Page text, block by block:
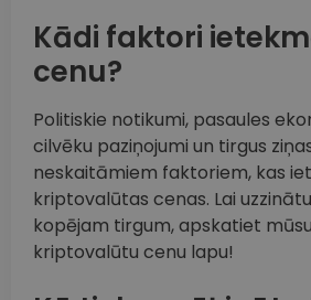
Kādi faktori
cenu?
Politiskie notikumi, pasaules
cilvēku paziņojumi un tirgus
neskaitāmiem faktoriem, kas
kriptovalūtas cenas. Lai
kopējam tirgum, apskatiet
kriptovalūtu cenu lapu!